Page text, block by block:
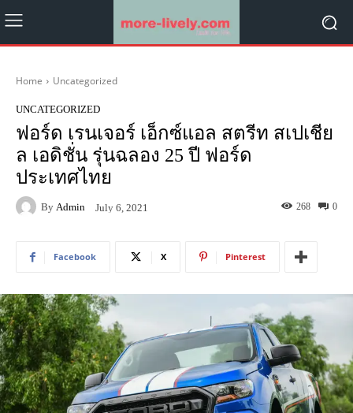
Home Uncategorized
UNCATEGORIZED
ฟอร์ด เรนเจอร์ เอ็กซ์แอล สตรีท สเปเชีย
ล เอดิชั่น รุ่นฉลอง 25 ปี ฟอร์ด
ประเทศไทย
By Admin July 6, 2021 0
268
Facebook X Pinterest